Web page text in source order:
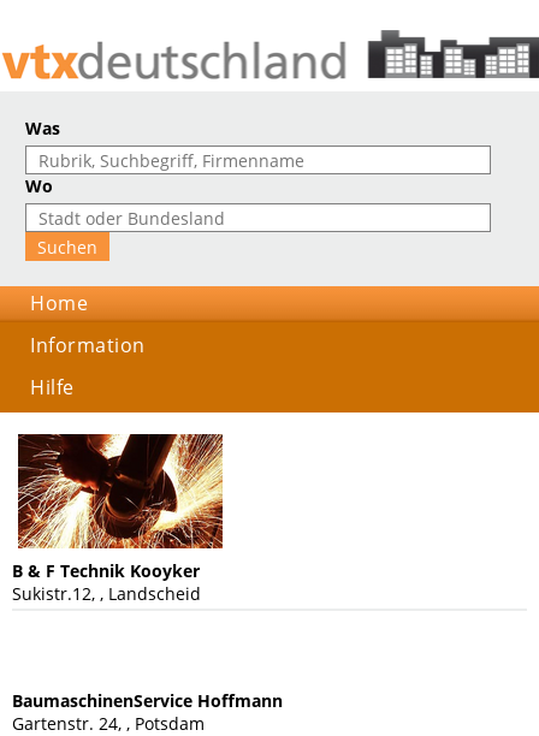
Was
Wo
Home
Information
Hilfe
B & F Technik Kooyker
Sukistr.12, , Landscheid
BaumaschinenService Hoffmann
Gartenstr. 24, , Potsdam